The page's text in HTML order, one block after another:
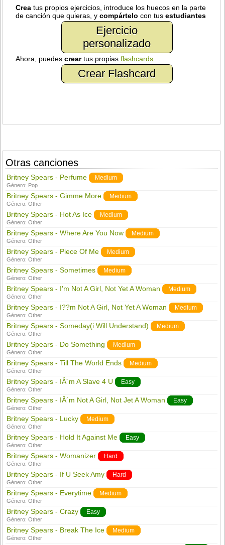
Crea tus propios ejercicios, introduce los huecos en la parte
de canción que quieras, ycompártelo con tusestudiantes
Ejercicio
personalizado
Ahora, puedescreartus propiasflashcards
Crear Flashcard
Otras canciones
Britney Spears - Perfume Medium
Género: Pop
Britney Spears - Gimme More Medium
Género:Other
Britney Spears - Hot As Ice Medium
Género:Other
Britney Spears - Where Are You Now Medium
Género:Other
Britney Spears - Piece Of Me Medium
Género:Other
Britney Spears - Sometimes Medium
Género:Other
Britney Spears - I'm Not A Girl, Not Yet A Woman Medium
Género:Other
Britney Spears - I??m Not A Girl, Not Yet A Woman Medium
Género:Other
Britney Spears - Someday(i Will Understand) Medium
Género:Other
Britney Spears - Do Something Medium
Género:Other
Britney Spears - Till The World Ends Medium
Género:Other
Britney Spears - IÂ´m A Slave 4 U Easy
Género:Other
Britney Spears - IÂ´m Not A Girl, Not Jet A Woman Easy
Género:Other
Britney Spears - Lucky Medium
Género:Other
Britney Spears - Hold It Against Me Easy
Género:Other
Britney Spears - Womanizer Hard
Género:Other
Britney Spears - If U Seek Amy Hard
Género:Other
Britney Spears - Everytime Medium
Género:Other
Britney Spears - Crazy Easy
Género:Other
Britney Spears - Break The Ice Medium
Género:Other